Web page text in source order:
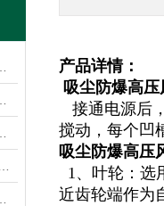
产品详情：
吸尘防爆高
接通电源后
搅动，每个凹
吸尘防爆高压
1、叶轮：选
近齿轮端作为